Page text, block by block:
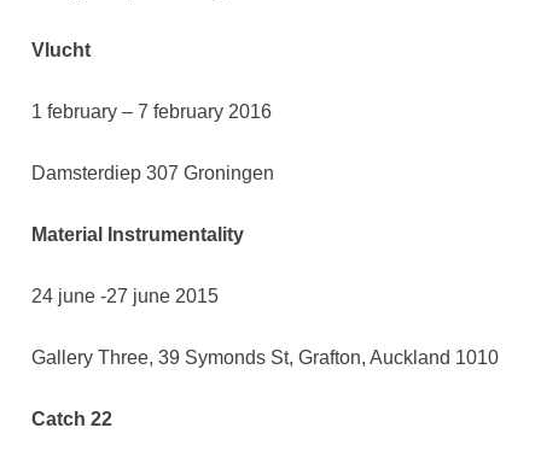
Vlucht
1 february – 7 february 2016
Damsterdiep 307 Groningen
Material Instrumentality
24 june -27 june 2015
Gallery Three, 39 Symonds St, Grafton, Auckland 1010
Catch 22